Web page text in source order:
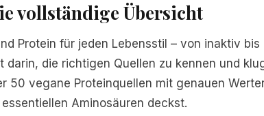
vollständige Übersicht
Protein für jeden Lebensstil – von inaktiv bis
darin, die richtigen Quellen zu kennen und
50 vegane Proteinquellen mit genauen
Aminosäuren deckst.